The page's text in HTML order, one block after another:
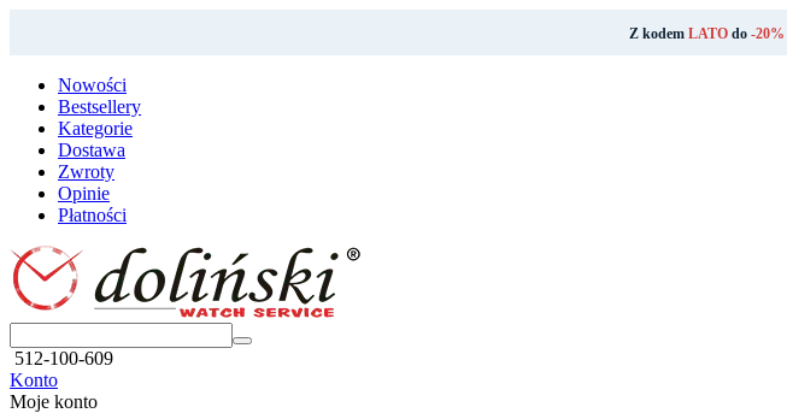
Z kodem LATOdo -20%
Nowości
Bestsellery
Kategorie
Dostawa
Zwroty
Opinie
Płatności
512-100-609
Konto
Moje konto